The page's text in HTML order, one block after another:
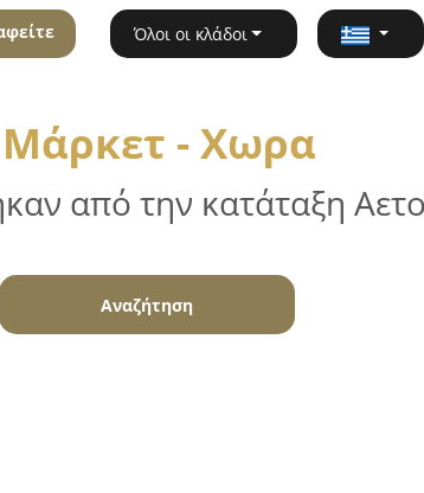
Όλοι οι κλάδοι
- Χωρα
από την κατάταξη
Αναζήτηση